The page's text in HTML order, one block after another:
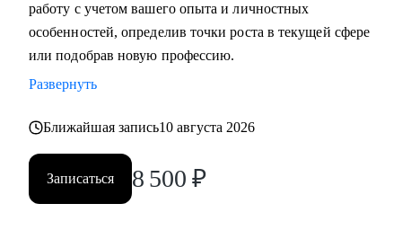
• логистика, ВЭД
• маркетинг, PR
• образование
• бухгалтерия
• аналитика
• склад
• HR
работу с учетом вашего опыта и личностных
особенностей, определив точки роста в текущей сфере
или подобрав новую профессию.
Развернуть
Ближайшая запись10 августа 2026
Записаться 8 500 ₽